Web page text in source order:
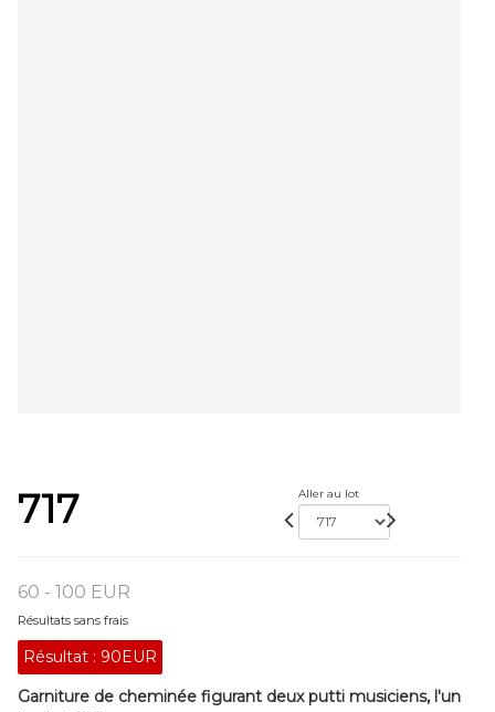
717 Aller au lot
60 - 100 EUR
Résultats sans frais
Résultat : 90EUR
Garniture de cheminée figurant deux putti musiciens, l'un